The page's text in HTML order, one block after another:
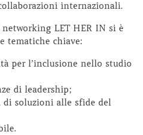
internazionali.
LET HER IN si è
tematiche chiave:
per l’inclusione nello studio
di leadership;
di soluzioni alle sfide del